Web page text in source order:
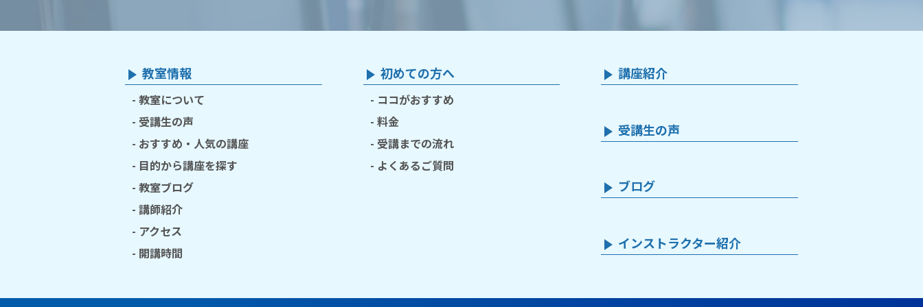
教室情報
教室について
受講生の声
おすすめ・人気の講座
目的から講座を探す
教室ブログ
講師紹介
アクセス
開講時間
初めての方へ
ココがおすすめ
料金
受講までの流れ
よくあるご質問
講座紹介
受講生の声
ブログ
インストラクター紹介